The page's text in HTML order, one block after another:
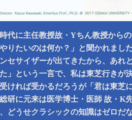
代に主任教授故・Yちん教授から
やりたいのは何か？」と聞かれまし
ンセサイザーが出てきたから、あれ
た」という一言で、私は東芝行きが
ければ受かるだろうが「君は東芝
研に元来は医学博士・医師 故・K
、どうせクラシックの知識はゼロだ